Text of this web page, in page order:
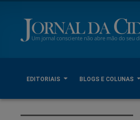
EDITORIAIS BLOGS E COLUNAS